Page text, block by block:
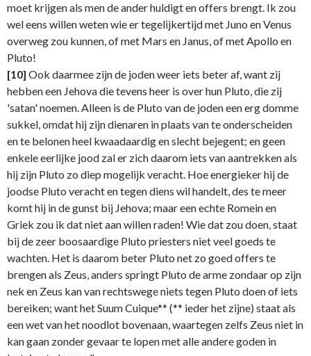
moet krijgen als men de ander huldigt en offers brengt. Ik zou
wel eens willen weten wie er tegelijkertijd met Juno en Venus
overweg zou kunnen, of met Mars en Janus, of met Apollo en
Pluto!
[10] Ook daarmee zijn de joden weer iets beter af, want zij
hebben een Jehova die tevens heer is over hun Pluto, die zij
'satan' noemen. Alleen is de Pluto van de joden een erg domme
sukkel, omdat hij zijn dienaren in plaats van te onderscheiden
en te belonen heel kwaadaardig en slecht bejegent; en geen
enkele eerlijke jood zal er zich daarom iets van aantrekken als
hij zijn Pluto zo diep mogelijk veracht. Hoe energieker hij de
joodse Pluto veracht en tegen diens wil handelt, des te meer
komt hij in de gunst bij Jehova; maar een echte Romein en
Griek zou ik dat niet aan willen raden! Wie dat zou doen, staat
bij de zeer boosaardige Pluto priesters niet veel goeds te
wachten. Het is daarom beter Pluto net zo goed offers te
brengen als Zeus, anders springt Pluto de arme zondaar op zijn
nek en Zeus kan van rechtswege niets tegen Pluto doen of iets
bereiken; want het Suum Cuique** (** ieder het zijne) staat als
een wet van het noodlot bovenaan, waartegen zelfs Zeus niet in
kan gaan zonder gevaar te lopen met alle andere goden in